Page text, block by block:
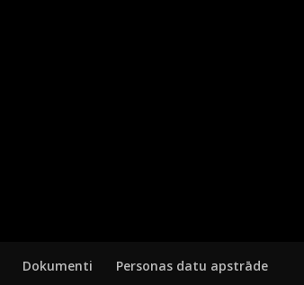
Dokumenti Personas datu apstrāde